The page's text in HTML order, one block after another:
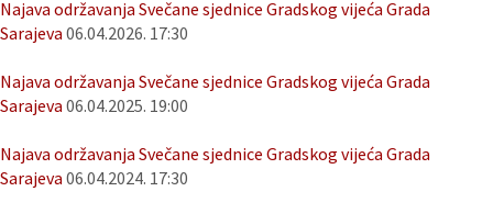
Najava održavanja Svečane sjednice Gradskog vijeća Grada
Sarajeva 06.04.2026. 17:30
Najava održavanja Svečane sjednice Gradskog vijeća Grada
Sarajeva 06.04.2025. 19:00
Najava održavanja Svečane sjednice Gradskog vijeća Grada
Sarajeva 06.04.2024. 17:30